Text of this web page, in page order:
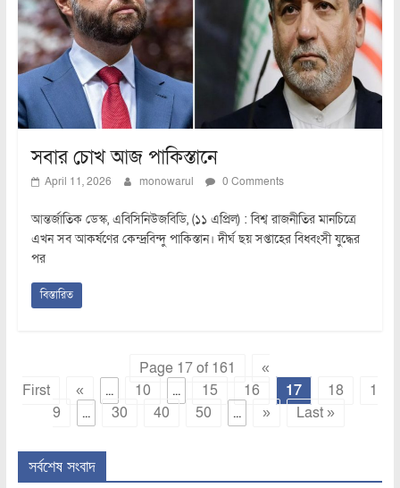
সবার চোখ আজ পাকিস্তানে
April 11, 2026 monowarul 0 Comments
আন্তর্জাতিক ডেস্ক, এবিসিনিউজবিডি, (১১ এপ্রিল) : বিশ্ব রাজনীতির মানচিত্রে
এখন সব আকর্ষণের কেন্দ্রবিন্দু পাকিস্তান। দীর্ঘ ছয় সপ্তাহের বিধ্বংসী যুদ্ধের
পর
বিস্তারিত
Page 17 of 161
«
First
« ... 10 ... 15 16 17 18
1
9
... 30 40 50 ... » Last »
সর্বশেষ সংবাদ